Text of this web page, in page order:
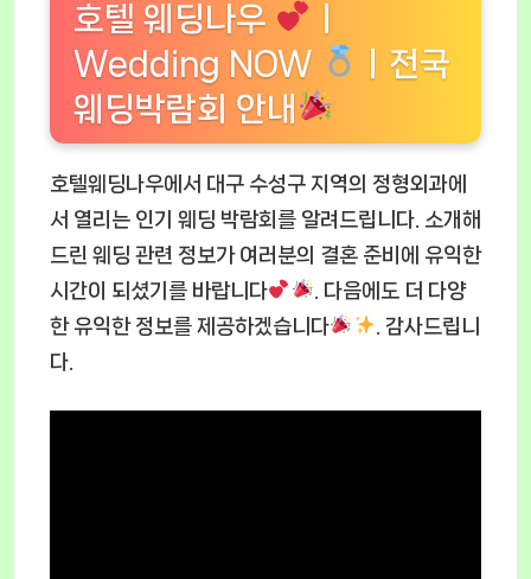
호텔 웨딩나우
Wedding NOW
ㅣ전국
웨딩박람회 안내
호텔웨딩나우에서 대구 수성구 지역의 정형외과에
서 열리는 인기 웨딩 박람회를 알려드립니다. 소개해
드린 웨딩 관련 정보가 여러분의 결혼 준비에 유익한
시간이 되셨기를 바랍니다
. 다음에도 더 다양
한 유익한 정보를 제공하겠습니다
. 감사드립니
다.